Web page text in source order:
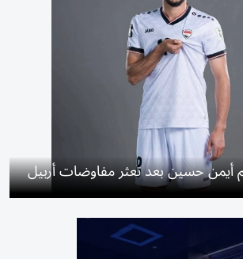
أيمن حسين بعد تعثر مفاوضات أربيل